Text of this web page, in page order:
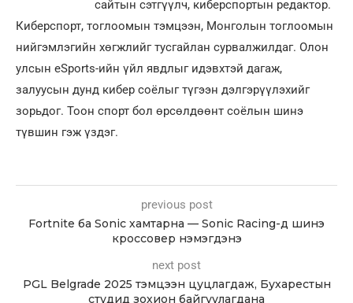
сайтын сэтгүүлч, киберспортын редактор.
Киберспорт, тоглоомын тэмцээн, Монголын тоглоомын
нийгэмлэгийн хөгжлийг тусгайлан сурвалжилдаг. Олон
улсын eSports-ийн үйл явдлыг идэвхтэй дагаж,
залуусын дунд кибер соёлыг түгээн дэлгэрүүлэхийг
зорьдог. Тоон спорт бол өрсөлдөөнт соёлын шинэ
түвшин гэж үздэг.
previous post
Fortnite ба Sonic хамтарна — Sonic Racing-д шинэ
кроссовер нэмэгдэнэ
next post
PGL Belgrade 2025 тэмцээн цуцлагдаж, Бухарестын
студид зохион байгуулагдана